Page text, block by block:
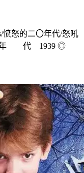
怒的二〇年代/怒吼
年 代 1939 ◎